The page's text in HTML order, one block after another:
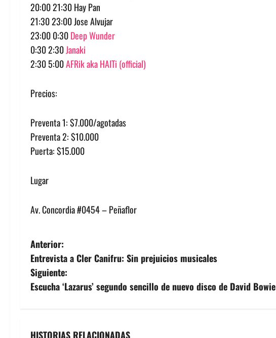
20:00 21:30 Hay Pan
21:30 23:00 Jose Alvujar
23:00 0:30Deep Wunder
0:30 2:30Janaki
2:30 5:00AFRik aka HAITi (official)
Precios:
Preventa 1: $7.000/agotadas
Preventa 2: $10.000
Puerta: $15.000
Lugar
Av. Concordia #0454 – Peñaflor
N
a
v
g
Anterior:
Entrevista a Cler Canifru: Sin prejuicios musicales
Siguiente:
Escucha ‘Lazarus’ segundo sencillo de nuevo disco de David Bowie
HISTORIAS RELACIONADAS